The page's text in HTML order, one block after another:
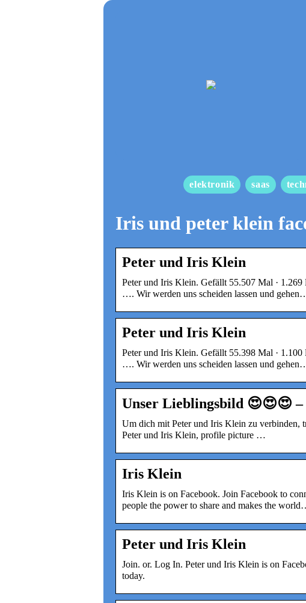
elektronik saas
Iris und peter klein
Peter und Iris Klein
Peter und Iris Klein. Gefällt 55.507 Mal · 1.269
…. Wir werden uns scheiden lassen und
Peter und Iris Klein
Peter und Iris Klein. Gefällt 55.398 Mal · 1.100
…. Wir werden uns scheiden lassen und
Unser Lieblingsbild 😍😍😍
Um dich mit Peter und Iris Klein zu verbinden,
Peter und Iris Klein, profile picture …
Iris Klein
Iris Klein is on Facebook. Join Facebook to
people the power to share and makes the
Peter und Iris Klein
Join. or. Log In. Peter und Iris Klein is on
today.